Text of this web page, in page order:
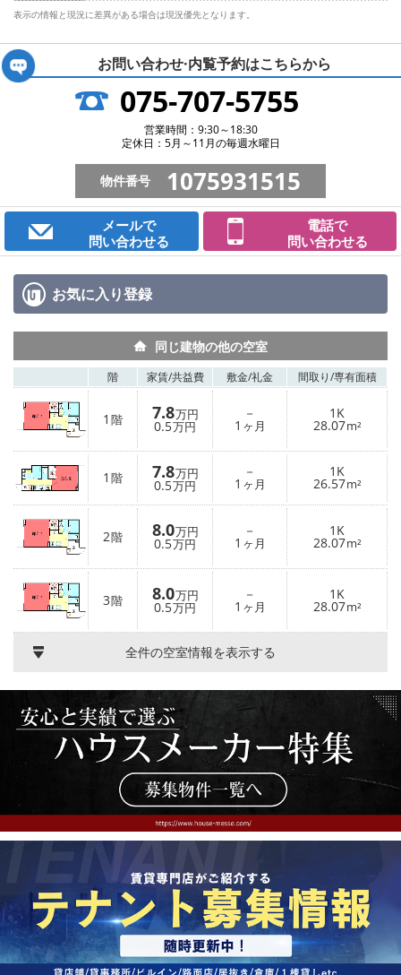
表示の情報と現況に差異がある場合は現況優先となります。
お問い合わせ·内覧予約はこちらから
075-707-5755
営業時間：9:30～18:30
定休日：5月～11月の毎週水曜日
物件番号 1075931515
メールで
問い合わせる
電話で
問い合わせる
お気に入り登録
同じ建物の他の空室
階 家賃/共益費 敷金/礼金 間取り/専有面積
1 階 7.8万円
0.5万円
－
1 ヶ月
1K
28.07m²
1 階 7.8万円
0.5万円
－
1 ヶ月
1K
26.57m²
2階 8.0万円
0.5万円
－
1 ヶ月
1K
28.07m²
3階 8.0万円
0.5万円
－
1 ヶ月
1K
28.07m²
全件の空室情報を表示する